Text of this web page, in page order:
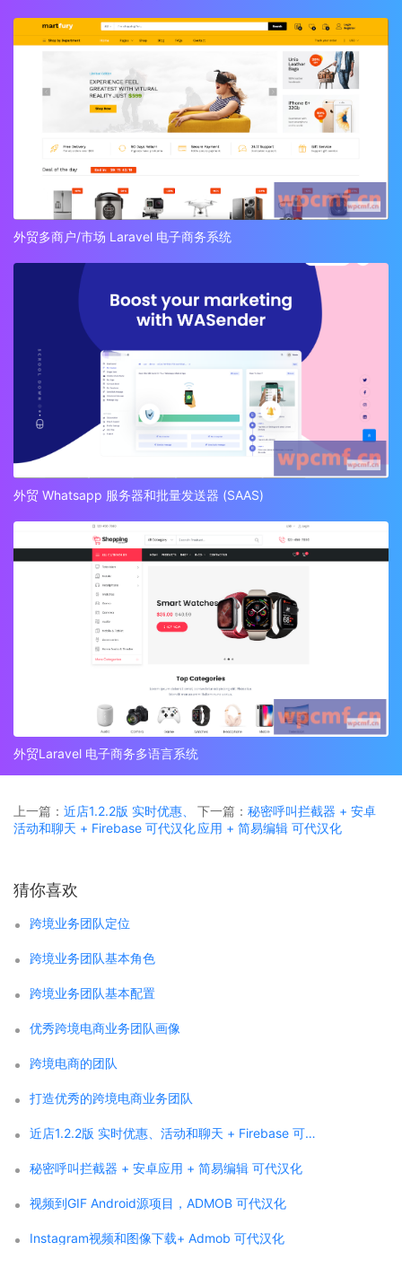
外贸多商户/市场 Laravel 电子商务系统
外贸 Whatsapp 服务器和批量发送器 (SAAS)
外贸Laravel 电子商务多语言系统
上一篇： 近店1.2.2版 实时优惠、
活动和聊天 + Firebase 可代汉化
下一篇： 秘密呼叫拦截器 + 安卓
应用 + 简易编辑 可代汉化
猜你喜欢
跨境业务团队定位
跨境业务团队基本角色
跨境业务团队基本配置
优秀跨境电商业务团队画像
跨境电商的团队
打造优秀的跨境电商业务团队
近店1.2.2版 实时优惠、活动和聊天 + Firebase 可代汉化
秘密呼叫拦截器 + 安卓应用 + 简易编辑 可代汉化
视频到GIF Android源项目，ADMOB 可代汉化
Instagram视频和图像下载+ Admob 可代汉化